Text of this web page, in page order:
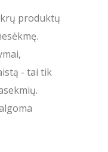
produktų
- tai tik